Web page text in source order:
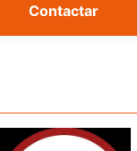
Contactar